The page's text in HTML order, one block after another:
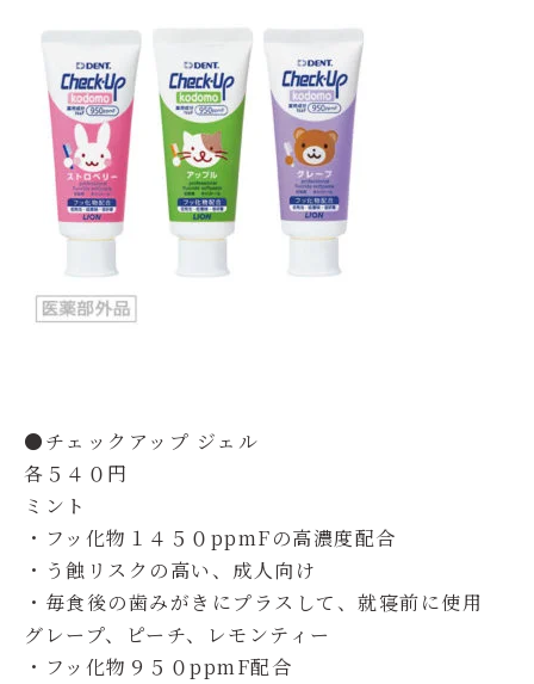
●チェックアップ ジェル
各５４０円
ミント
・フッ化物１４５０ppmFの高濃度配合
・う蝕リスクの高い、成人向け
・毎食後の歯みがきにプラスして、就寝前に使用
グレープ、ピーチ、レモンティー
・フッ化物９５０ppmF配合